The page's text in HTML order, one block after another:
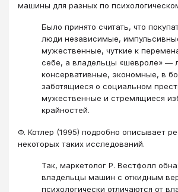
машины для разных по
Было принято считать, что
люди независимые,
мужественные, чуткие к
себе, а владельцы «шевроле» —
консервативные, экономные, в
заботящиеся о социальном
мужественные и стремя­щиеся
крайностей.
Ф. Котлер (1995) подробно описывает
некоторых таких исследова­ний.
Так, маркетолог Р. Вестфолл
владельцы машин с откидным
психологически отличаются от